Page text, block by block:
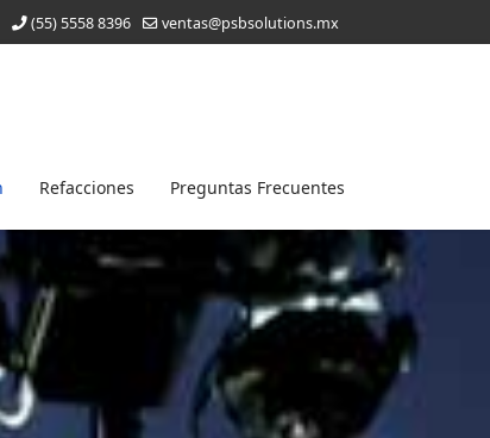
(55) 5558 8396 ventas@psbsolutions.mx
Refacciones Preguntas Frecuentes